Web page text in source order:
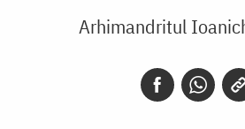
Arhimandritul